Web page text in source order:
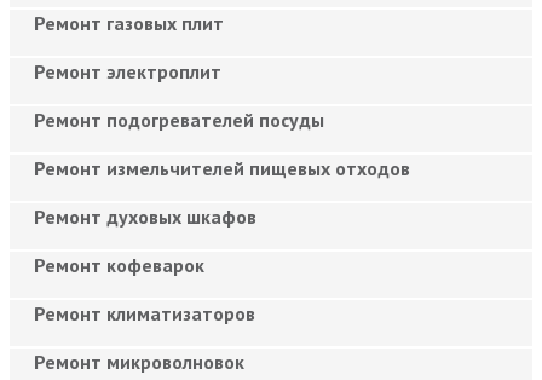
Ремонт газовых плит
Ремонт электроплит
Ремонт подогревателей посуды
Ремонт измельчителей пищевых отходов
Ремонт духовых шкафов
Ремонт кофеварок
Ремонт климатизаторов
Ремонт микроволновок